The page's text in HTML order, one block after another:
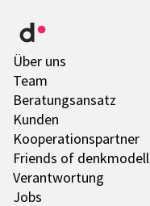
Über uns
Team
Bera­tungs­an­satz
Kunden
Koope­ra­ti­ons­part­ner
Friends of denk­mo­dell
Verant­wor­tung
Jobs